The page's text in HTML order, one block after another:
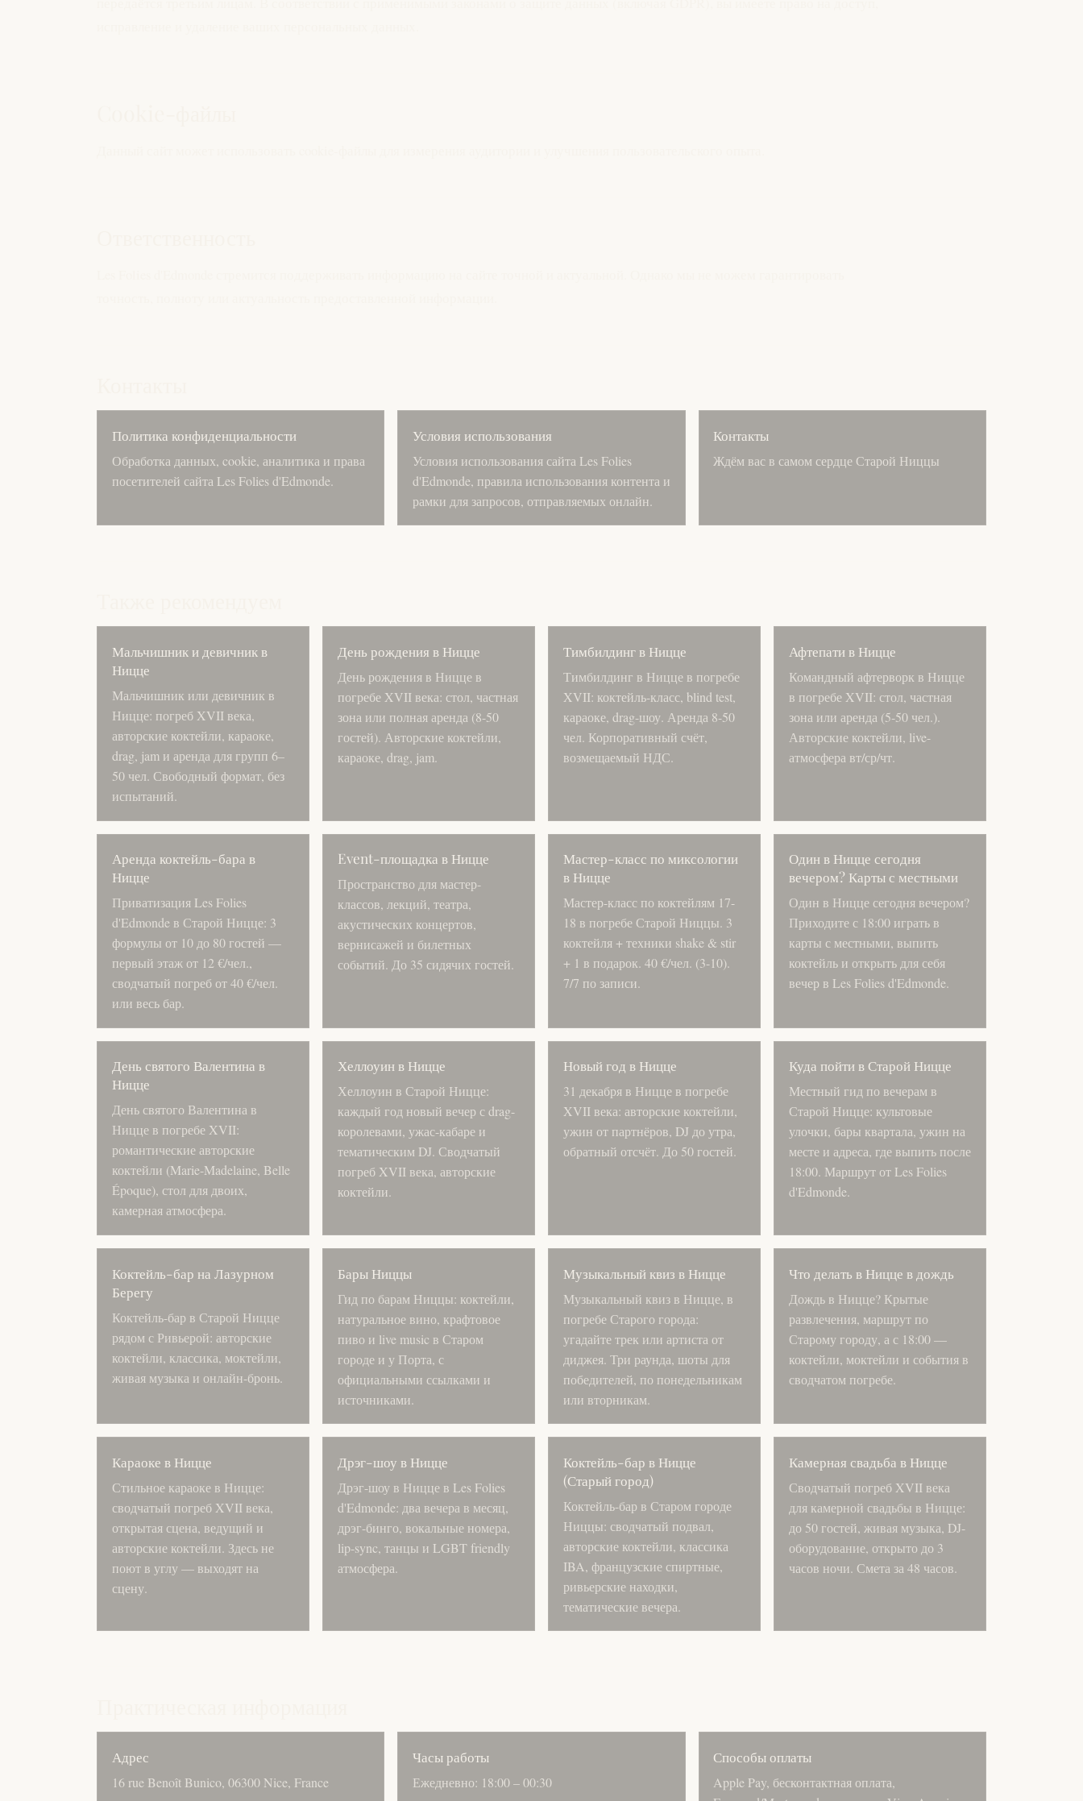
Политика конфиденциальности
Обработка данных, cookie, аналитика и права
посетителей сайта Les Folies d'Edmonde.
Условия использования
Условия использования сайта Les Folies
d'Edmonde, правила использования контента и
рамки для запросов, отправляемых онлайн.
Контакты
Ждём вас в самом сердце Старой Ниццы
Мальчишник и девичник в
Ницце
Мальчишник или девичник в
Ницце: погреб XVII века,
авторские коктейли, караоке,
drag, jam и аренда для групп 6–
50 чел. Свободный формат, без
испытаний.
День рождения в Ницце
День рождения в Ницце в
погребе XVII века: стол, частная
зона или полная аренда (8-50
гостей). Авторские коктейли,
караоке, drag, jam.
Тимбилдинг в Ницце
Тимбилдинг в Ницце в погребе
XVII: коктейль-класс, blind test,
караоке, drag-шоу. Аренда 8-50
чел. Корпоративный счёт,
возмещаемый НДС.
Афтепати в Ницце
Командный афтерворк в Ницце
в погребе XVII: стол, частная
зона или аренда (5-50 чел.).
Авторские коктейли, live-
атмосфера вт/ср/чт.
Аренда коктейль-бара в
Ницце
Приватизация Les Folies
d'Edmonde в Старой Ницце: 3
формулы от 10 до 80 гостей —
первый этаж от 12 €/чел.,
сводчатый погреб от 40 €/чел.
или весь бар.
Event-площадка в Ницце
Пространство для мастер-
классов, лекций, театра,
акустических концертов,
вернисажей и билетных
событий. До 35 сидячих гостей.
Мастер-класс по миксологии
в Ницце
Мастер-класс по коктейлям 17-
18 в погребе Старой Ниццы. 3
коктейля + техники shake & stir
+ 1 в подарок. 40 €/чел. (3-10).
7/7 по записи.
Один в Ницце сегодня
вечером? Карты с местными
Один в Ницце сегодня вечером?
Приходите с 18:00 играть в
карты с местными, выпить
коктейль и открыть для себя
вечер в Les Folies d'Edmonde.
День святого Валентина в
Ницце
День святого Валентина в
Ницце в погребе XVII:
романтические авторские
коктейли (Marie-Madelaine, Belle
Époque), стол для двоих,
камерная атмосфера.
Хеллоуин в Ницце
Хеллоуин в Старой Ницце:
каждый год новый вечер с drag-
королевами, ужас-кабаре и
тематическим DJ. Сводчатый
погреб XVII века, авторские
коктейли.
Новый год в Ницце
31 декабря в Ницце в погребе
XVII века: авторские коктейли,
ужин от партнёров, DJ до утра,
обратный отсчёт. До 50 гостей.
Куда пойти в Старой Ницце
Местный гид по вечерам в
Старой Ницце: культовые
улочки, бары квартала, ужин на
месте и адреса, где выпить после
18:00. Маршрут от Les Folies
d'Edmonde.
Коктейль-бар на Лазурном
Берегу
Коктейль-бар в Старой Ницце
рядом с Ривьерой: авторские
коктейли, классика, моктейли,
живая музыка и онлайн-бронь.
Бары Ниццы
Гид по барам Ниццы: коктейли,
натуральное вино, крафтовое
пиво и live music в Старом
городе и у Порта, с
официальными ссылками и
источниками.
Музыкальный квиз в Ницце
Музыкальный квиз в Ницце, в
погребе Старого города:
угадайте трек или артиста от
диджея. Три раунда, шоты для
победителей, по понедельникам
или вторникам.
Что делать в Ницце в дождь
Дождь в Ницце? Крытые
развлечения, маршрут по
Старому городу, а с 18:00 —
коктейли, моктейли и события в
сводчатом погребе.
Караоке в Ницце
Стильное караоке в Ницце:
сводчатый погреб XVII века,
открытая сцена, ведущий и
авторские коктейли. Здесь не
поют в углу — выходят на
сцену.
Дрэг-шоу в Ницце
Дрэг-шоу в Ницце в Les Folies
d'Edmonde: два вечера в месяц,
дрэг-бинго, вокальные номера,
lip-sync, танцы и LGBT friendly
атмосфера.
Коктейль-бар в Ницце
(Старый город)
Коктейль-бар в Старом городе
Ниццы: сводчатый подвал,
авторские коктейли, классика
IBA, французские спиртные,
ривьерские находки,
тематические вечера.
Камерная свадьба в Ницце
Сводчатый погреб XVII века
для камерной свадьбы в Ницце:
до 50 гостей, живая музыка, DJ-
оборудование, открыто до 3
часов ночи. Смета за 48 часов.
Адрес
16 rue Benoît Bunico, 06300 Nice, France
Часы работы
Ежедневно: 18:00 – 00:30
Способы оплаты
Apple Pay, бесконтактная оплата,